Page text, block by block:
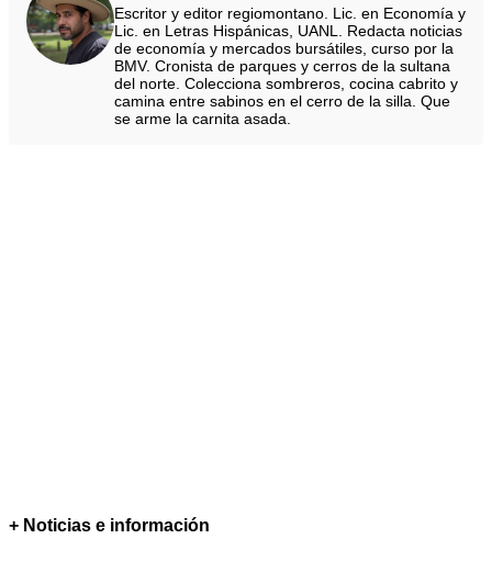
Escritor y editor regiomontano. Lic. en Economía y
Lic. en Letras Hispánicas, UANL. Redacta noticias
de economía y mercados bursátiles, curso por la
BMV. Cronista de parques y cerros de la sultana
del norte. Colecciona sombreros, cocina cabrito y
camina entre sabinos en el cerro de la silla. Que
se arme la carnita asada.
+ Noticias e información